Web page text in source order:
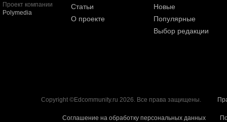
Проект компании
Polymedia
Статьи
О проекте
Новые
Популярные
Выбор редакции
Copyright ©Edcommunity.ru 2026. Все права защищены.
Соглашение на обработку персональных данных